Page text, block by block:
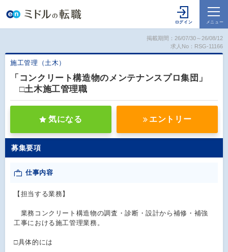
掲載期間：26/07/30～26/08/12
求人No：RSG-11166
施工管理（土木）
「コンクリート構造物のメンテナンスプロ集団」
□土木施工管理職
気になる エントリー
募集要項
仕事内容
【担当する業務】
業務コンクリート構造物の調査・診断・設計から補修・補強
工事における施工管理業務。
□具体的には